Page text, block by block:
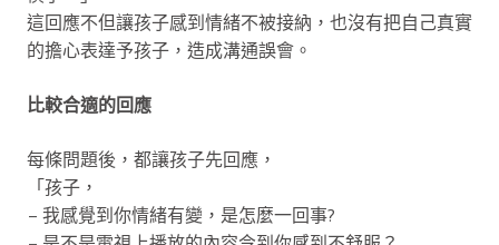
這回應不但讓孩子感到情緒不被接納，也沒有把自己真實
的擔心表達予孩子，造成溝通誤會。
比較合適的回應
每條問題後，都讓孩子先回應，
「孩子，
– 我感覺到你情緒有變，是怎麼一回事?